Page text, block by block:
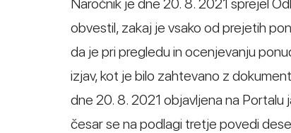
Naročnik je dne 20. 8. 2021 sprejel
obvestil, zakaj je vsako od prejetih
da je pri pregledu in ocenjevanju
izjav, kot je bilo zahtevano z
dne 20. 8. 2021 objavljena na
česar se na podlagi tretje povedi